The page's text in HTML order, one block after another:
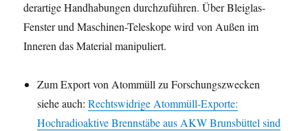
derartige Handhabungen durchzuführen. Über Bleiglas-
Fenster und Maschinen-Teleskope wird von Außen im
Inneren das Material manipuliert.
Zum Export von Atommüll zu Forschungszwecken
siehe auch:Rechtswidrige Atommüll-Exporte:
Hochradioaktive Brennstäbe aus AKW Brunsbüttel sind